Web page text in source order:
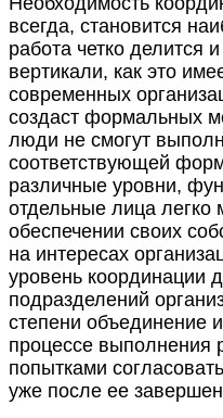
всегда, становится
работа четко делится
вертикали, как это
современных
создаст формальных
люди не смогут
соответствующей
различные уровни,
отдельные лица легко
обеспечении своих
на интересах
уровень координации
подразделений
степени объединение
процессе выполнения
попытками
уже после ее